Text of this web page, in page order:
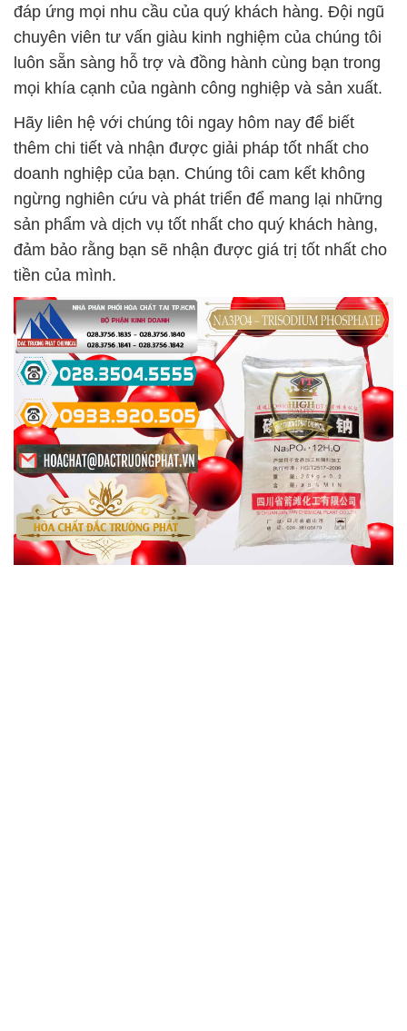
đáp ứng mọi nhu cầu của quý khách hàng. Đội ngũ
chuyên viên tư vấn giàu kinh nghiệm của chúng tôi
luôn sẵn sàng hỗ trợ và đồng hành cùng bạn trong
mọi khía cạnh của ngành công nghiệp và sản xuất.
Hãy liên hệ với chúng tôi ngay hôm nay để biết
thêm chi tiết và nhận được giải pháp tốt nhất cho
doanh nghiệp của bạn. Chúng tôi cam kết không
ngừng nghiên cứu và phát triển để mang lại những
sản phẩm và dịch vụ tốt nhất cho quý khách hàng,
đảm bảo rằng bạn sẽ nhận được giá trị tốt nhất cho
tiền của mình.